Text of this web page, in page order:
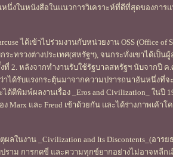
หนึ่งในหนังสือในแนวการวิเคราะห์ที่ดีที่สุดของกา
ได้เข้าไปร่วมงานกับหน่วยงาน OSS (Office
ะทรวงต่างประเทศ(สหรัฐฯ), จนกระทั่งเขาได้เป็
ที่ 2. หลังจากทำงานรับใช้รัฐบาลสหรัฐฯ นับจากปี
ว่าได้รับแรงกระตุ้นมาจากความปรารถนาอันหนึ่ง
ตีพิมพ์ผลงานเรื่อง _Eros and Civilization_ ในปี
Marx และ Freud เข้าด้วยกัน และได้ร่างภาพเค้า
ผลในงาน _Civilization and Its Discontents_(อา
ราม การกดขี่ และความทุกข์ยากอย่างไม่อาจหลีก